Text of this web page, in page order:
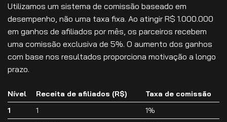
Utilizamos um sistema de comissão baseado em
desempenho, não uma taxa fixa. Ao atingir R$ 1.000.000
em ganhos de afiliados por mês, os parceiros recebem
uma comissão exclusiva de 5%. O aumento dos ganhos
com base nos resultados proporciona motivação a longo
prazo.
Nível Receita de afiliados (R$)
Taxa de comissão
1
1
1%